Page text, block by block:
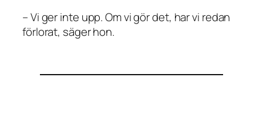
– Vi ger inte upp. Om vi gör det, har vi redan
förlorat, säger hon.